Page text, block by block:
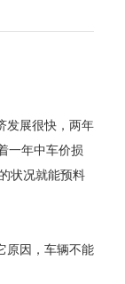
发展很快，两年
一年中车价损
状况就能预料
原因，车辆不能